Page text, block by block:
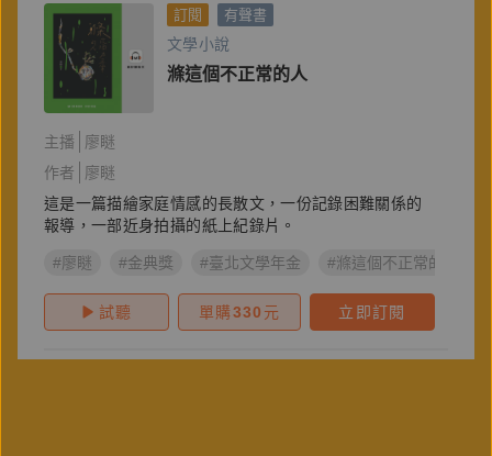
訂閱 有聲書
文學小說
滌這個不正常的人
主播
廖瞇
作者
廖瞇
這是一篇描繪家庭情感的長散文，一份記錄困難關係的
報導，一部近身拍攝的紙上紀錄片。
#廖瞇 #金典獎 #臺北文學年金 #滌這個不正常的人
試聽 單購330 元 立即訂閱